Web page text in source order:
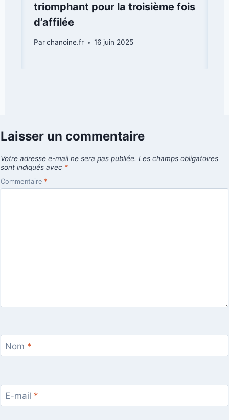
triomphant pour la troisième fois
d’affilée
Parchanoine.fr 16 juin 2025
Laisser un commentaire
Votre adresse e-mail ne sera pas publiée. Les champs obligatoires
sont indiqués avec *
Commentaire *
Nom *
E-mail *